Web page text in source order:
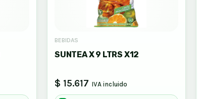
BEBIDAS
SUNTEA X 9 LTRS X12
$ 15.617 IVA incluido